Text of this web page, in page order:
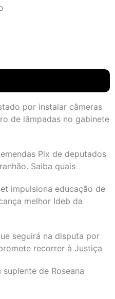
por instalar câmeras
de lâmpadas no gabinete
Pix de deputados
Saiba quais
impulsiona educação de
melhor Ideb da
seguirá na disputa por
recorrer à Justiça
de Roseana